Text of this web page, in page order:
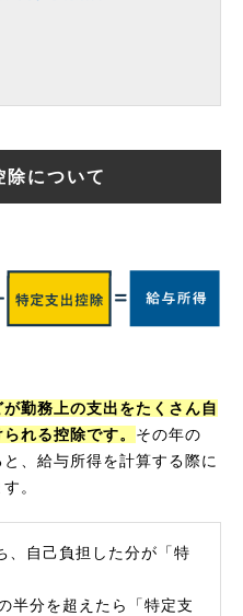
除について
勤務上の支出をたくさん自
れる控除です。 その年の
、給与所得を計算する際に
。
、自己負担した分が「特
半分を超えたら「特定支